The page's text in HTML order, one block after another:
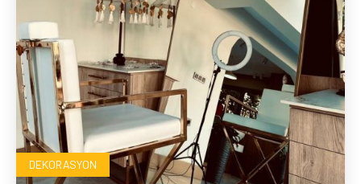
DEKORASYON